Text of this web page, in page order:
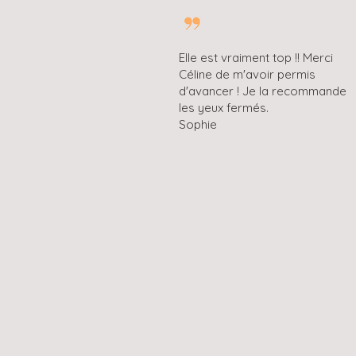
Elle est vraiment top !! Merci
Céline de m'avoir permis
d'avancer ! Je la recommande
les yeux fermés.
Sophie